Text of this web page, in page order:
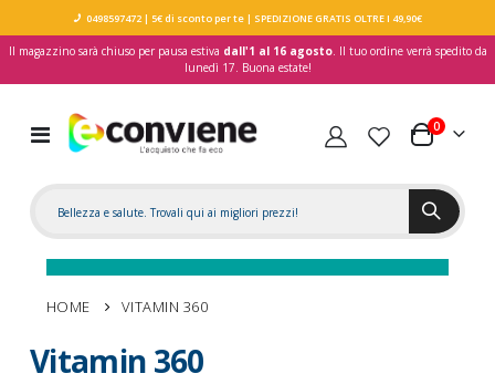
0498597472| 5€ di sconto per te| SPEDIZIONE GRATIS OLTRE I 49,90€
Il magazzino sarà chiuso per pausa estiva dall'1 al 16 agosto. Il tuo ordine verrà spedito da
lunedì 17. Buona estate!
Toggle
Nav
Carrello
0elementi
HOME VITAMIN 360
Vitamin 360